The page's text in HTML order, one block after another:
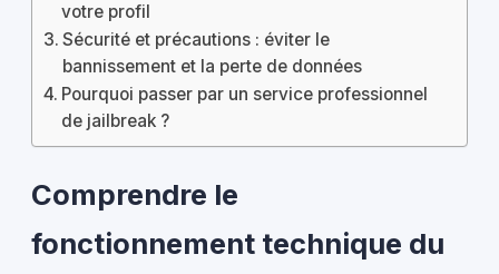
votre profil
Sécurité et précautions : éviter le
bannissement et la perte de données
Pourquoi passer par un service professionnel
de jailbreak ?
Comprendre le
fonctionnement technique du